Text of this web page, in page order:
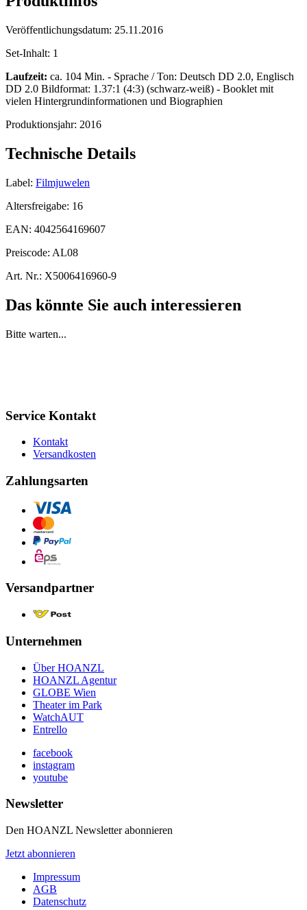
Veröffentlichungsdatum: 25.11.2016
Set-Inhalt: 1
Laufzeit: ca. 104 Min. - Sprache / Ton: Deutsch DD 2.0, Englisch
DD 2.0 Bildformat: 1.37:1 (4:3) (schwarz-weiß) - Booklet mit
vielen Hintergrundinformationen und Biographien
Produktionsjahr: 2016
Technische Details
Label: Filmjuwelen
Altersfreigabe: 16
EAN: 4042564169607
Preiscode: AL08
Art. Nr.: X5006416960-9
Das könnte Sie auch interessieren
Bitte warten...
Service Kontakt
Kontakt
Versandkosten
Zahlungsarten
Versandpartner
Unternehmen
Über HOANZL
HOANZL Agentur
GLOBE Wien
Theater im Park
WatchAUT
Entrello
facebook
instagram
youtube
Newsletter
Den HOANZL Newsletter abonnieren
Jetzt abonnieren
Impressum
AGB
Datenschutz